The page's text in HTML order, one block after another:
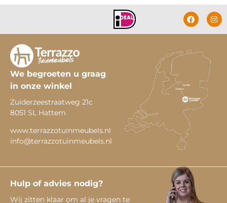
We begroeten u graag
in onze winkel
Zuiderzeestraatweg 21c
8051 SL Hattem
www.terrazzotuinmeubels.nl
info@terrazzotuinmeubels.nl
Hulp of advies nodig?
Wij zitten klaar om al je vragen te